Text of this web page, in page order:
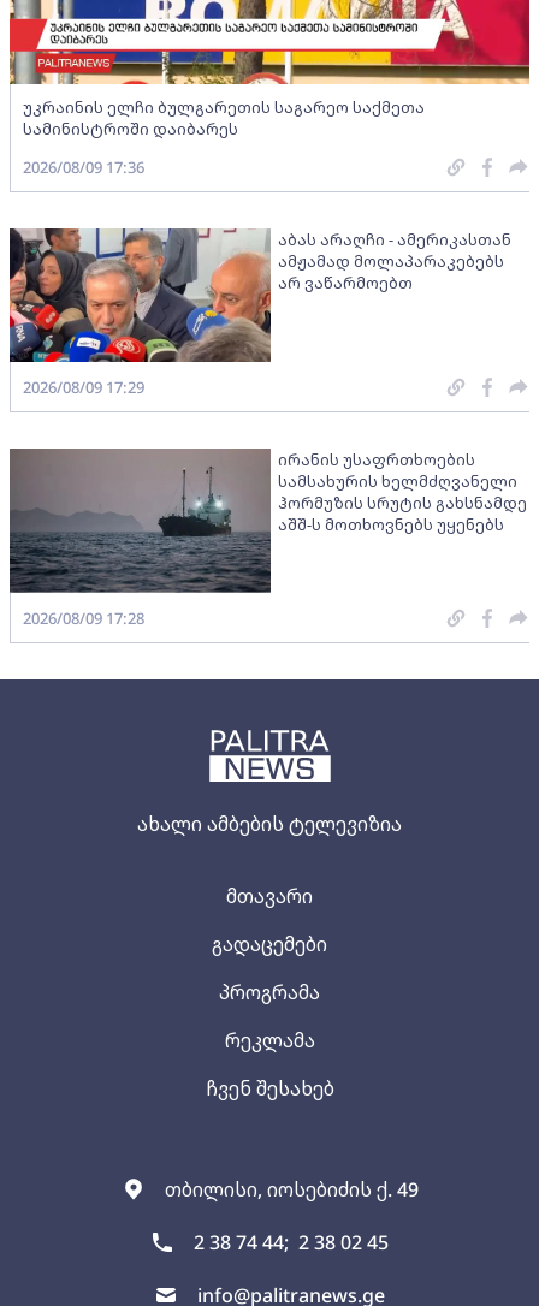
ახალი ამბების ტელევიზია
თბილისი, იოსებიძის ქ. 49
2 38 74 44; 2 38 02 45
info@palitranews.ge
მთავარი
გადაცემები
პროგრამა
რეკლამა
ჩვენ შესახებ
უკრაინის ელჩი ბულგარეთის საგარეო საქმეთა
სამინისტროში დაიბარეს
2026/08/09 17:36
აბას არაღჩი - ამერიკასთან
ამჟამად მოლაპარაკებებს
არ ვაწარმოებთ
2026/08/09 17:29
ირანის უსაფრთხოების
სამსახურის ხელმძღვანელი
ჰორმუზის სრუტის გახსნამდე
აშშ-ს მოთხოვნებს უყენებს
2026/08/09 17:28